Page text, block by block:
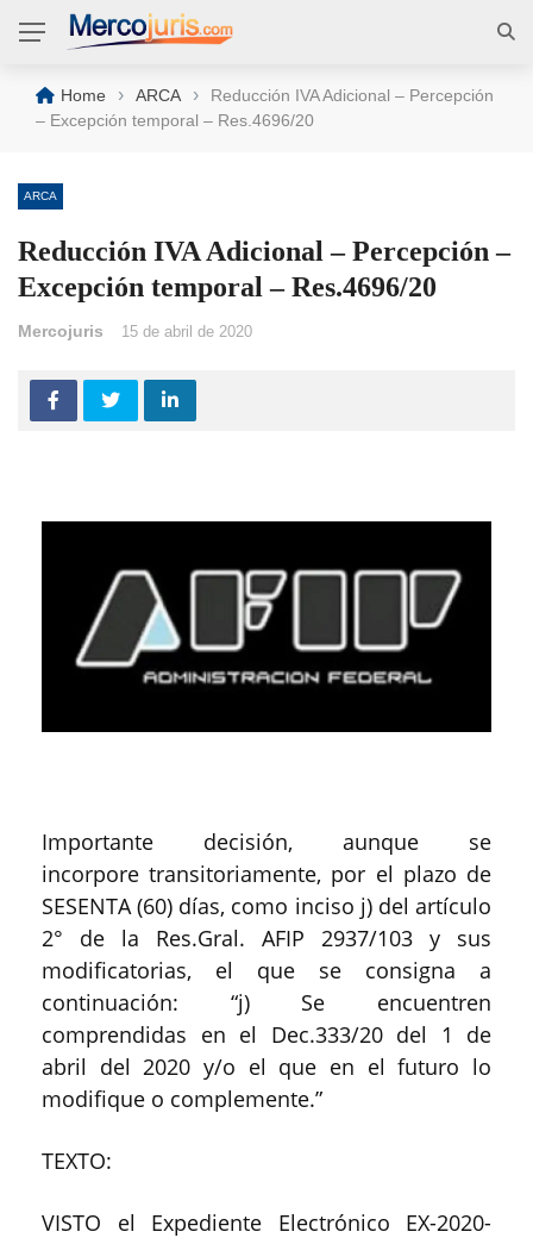
Home › ARCA ›
Reducción IVA Adicional – Percepción
– Excepción temporal – Res.4696/20
ARCA
Reducción IVA Adicional – Percepción –
Excepción temporal – Res.4696/20
Mercojuris 15 de abril de 2020
Importante decisión, aunque se
incorpore transitoriamente, por el plazo de
SESENTA (60) días, como inciso j) del artículo
2° de la Res.Gral. AFIP 2937/103 y sus
modificatorias, el que se consigna a
continuación: “j) Se encuentren
comprendidas en el Dec.333/20 del 1 de
abril del 2020 y/o el que en el futuro lo
modifique o complemente.”
TEXTO:
VISTO el Expediente Electrónico EX-2020-